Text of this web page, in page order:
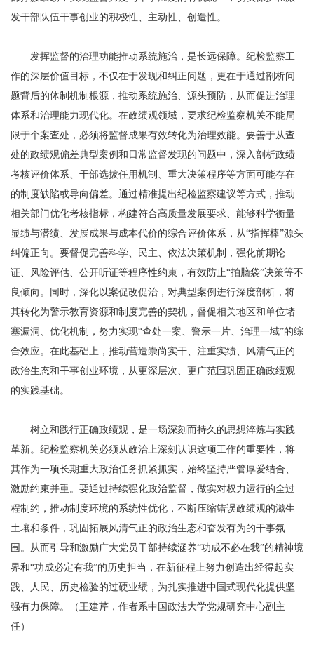
发干部队伍干事创业的积极性、主动性、创造性。
发挥监督的治理功能推动系统施治，是长远保障。纪检监察工
作的深层价值目标，不仅在于发现和纠正问题，更在于通过剖析问
题背后的体制机制根源，推动系统施治、源头预防，从而促进治理
体系和治理能力现代化。在政绩观领域，要求纪检监察机关不能局
限于个案查处，必须将监督成果有效转化为治理效能。要善于从查
处的政绩观偏差典型案例和日常监督发现的问题中，深入剖析政绩
考核评价体系、干部选拔任用机制、重大决策程序等方面可能存在
的制度缺陷或导向偏差。通过精准提出纪检监察建议等方式，推动
相关部门优化考核指标，构建符合高质量发展要求、能够科学衡量
显绩与潜绩、发展成果与成本代价的综合评价体系，从“指挥棒”源头
纠偏正向。要督促完善科学、民主、依法决策机制，强化前期论
证、风险评估、公开听证等程序性约束，有效防止“拍脑袋”决策等不
良倾向。同时，深化以案促改促治，对典型案例进行深度剖析，将
其转化为警示教育资源和制度完善的契机，督促相关地区和单位堵
塞漏洞、优化机制，努力实现“查处一案、警示一片、治理一域”的综
合效应。在此基础上，推动营造崇尚实干、注重实绩、风清气正的
政治生态和干事创业环境，从更深层次、更广范围巩固正确政绩观
的实践基础。
树立和践行正确政绩观，是一场深刻而持久的思想淬炼与实践
革新。纪检监察机关必须从政治上深刻认识这项工作的重要性，将
其作为一项长期重大政治任务抓紧抓实，始终坚持严管厚爱结合、
激励约束并重。要通过持续强化政治监督，做实对权力运行的全过
程制约，推动制度环境的系统性优化，不断压缩错误政绩观的滋生
土壤和条件，巩固拓展风清气正的政治生态和奋发有为的干事氛
围。从而引导和激励广大党员干部持续涵养“功成不必在我”的精神境
界和“功成必定有我”的历史担当，在新征程上努力创造出经得起实
践、人民、历史检验的过硬业绩，为扎实推进中国式现代化提供坚
强有力保障。（王建芹，作者系中国政法大学党规研究中心副主
任）